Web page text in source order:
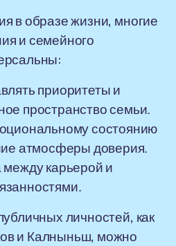
в образе жизни, многие
и семейного
приоритеты и
пространство семьи.
состоянию
атмосферы доверия.
карьерой и
личностей, как
и Калныньш, можно